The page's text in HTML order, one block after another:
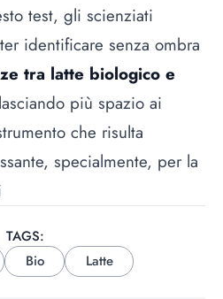
test, gli scienziati
identificare senza ombra
tra latte biologico e
più spazio ai
che risulta
specialmente, per la
TAGS:
Bio Latte